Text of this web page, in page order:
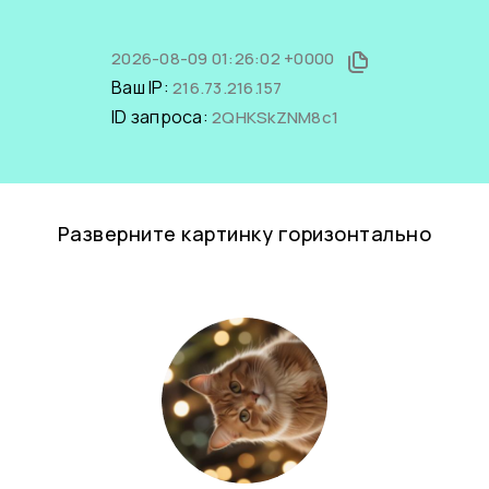
2026-08-09 01:26:02 +0000
Ваш IP: 216.73.216.157
ID запроса: 2QHKSkZNM8c1
Разверните картинку горизонтально